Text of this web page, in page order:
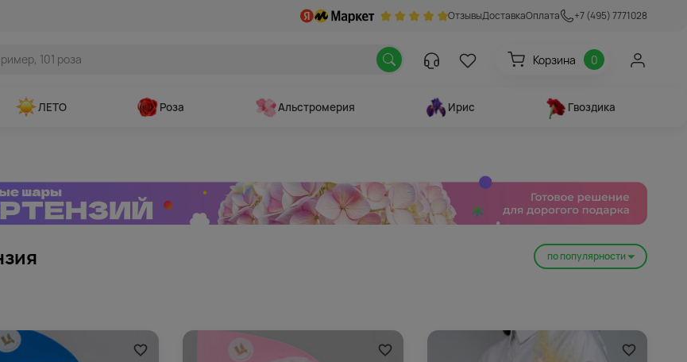
ОтзывыДоставкаОплата +7 (495) 7771028
Корзина 0
ЛЕТО Роза Альстромерия Ирис Гвоздика
по популярности